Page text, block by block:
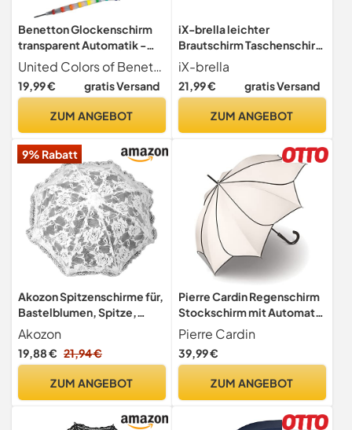
Benetton Glockenschirm
transparent Automatik -
Multistripe Rainbow
United Colors of Benetton
19,99 € gratis Versand
ZUM ANGEBOT
iX-brella leichter
Brautschirm Taschenschirm
mit Auf-Zu-Automatik -
mid class - weiß
iX-brella
21,99 € gratis Versand
ZUM ANGEBOT
9% Rabatt
Akozon Spitzenschirme für,
Bastelblumen, Spitze,
Stickerei, Party,
Sonnenschirm,
Bühnenauftritt, Mini,
Dekorationszubehör,
Kinder (51241 weiß
Akozon
19,88 € 21,94 €
ZUM ANGEBOT
Pierre Cardin Regenschirm
Stockschirm mit Automatik
Sunflower black & white
edition weiß
Pierre Cardin
39,99 €
ZUM ANGEBOT